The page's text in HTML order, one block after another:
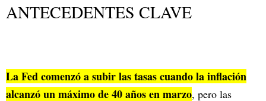
ANTECEDENTES CLAVE
La Fed comenzó a subir las tasas cuando la inflación
alcanzó un máximo de 40 años en marzo, pero las